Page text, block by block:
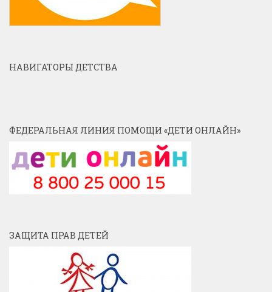
НАВИГАТОРЫ ДЕТСТВА
ФЕДЕРАЛЬНАЯ ЛИНИЯ ПОМОЩИ «ДЕТИ ОНЛАЙН»
ЗАЩИТА ПРАВ ДЕТЕЙ